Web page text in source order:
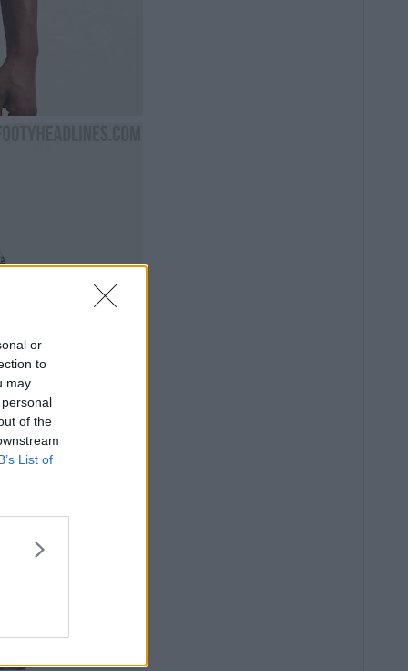
or
to
may
of the
List of